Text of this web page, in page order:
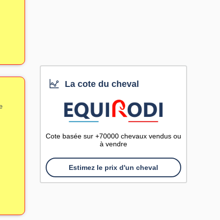
La cote du cheval
Cote basée sur +70000 chevaux vendus ou
à vendre
Estimez le prix d'un cheval